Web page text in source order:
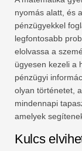
nyomás alatt, és
pénzügyekkel
legfontosabb
elolvassa a
ügyesen kezeli a
pénzügyi
olyan történetet,
mindennapi
amelyek
Kulcs